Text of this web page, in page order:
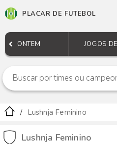
PLACAR DE FUTEBOL
ONTEM JOGOS
Lushnja Feminino
Lushnja Feminino